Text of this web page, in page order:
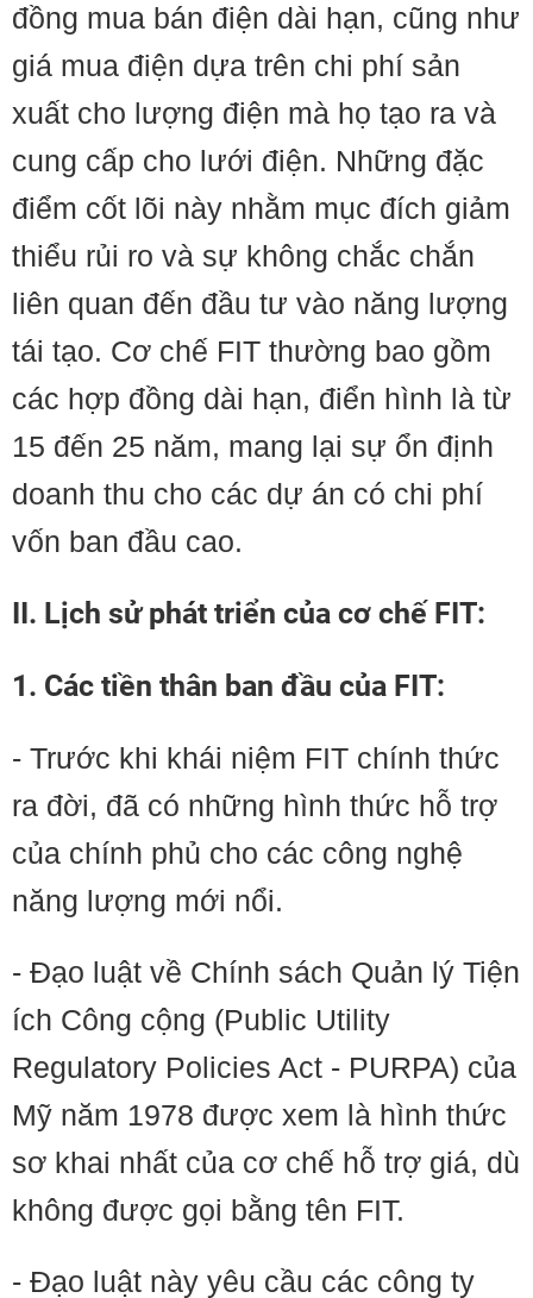
đồng mua bán điện dài hạn, cũng như
giá mua điện dựa trên chi phí sản
xuất cho lượng điện mà họ tạo ra và
cung cấp cho lưới điện. Những đặc
điểm cốt lõi này nhằm mục đích giảm
thiểu rủi ro và sự không chắc chắn
liên quan đến đầu tư vào năng lượng
tái tạo. Cơ chế FIT thường bao gồm
các hợp đồng dài hạn, điển hình là từ
15 đến 25 năm, mang lại sự ổn định
doanh thu cho các dự án có chi phí
vốn ban đầu cao.
II. Lịch sử phát triển của cơ chế FIT:
1. Các tiền thân ban đầu của FIT:
- Trước khi khái niệm FIT chính thức
ra đời, đã có những hình thức hỗ trợ
của chính phủ cho các công nghệ
năng lượng mới nổi.
- Đạo luật về Chính sách Quản lý Tiện
ích Công cộng (Public Utility
Regulatory Policies Act - PURPA) của
Mỹ năm 1978 được xem là hình thức
sơ khai nhất của cơ chế hỗ trợ giá, dù
không được gọi bằng tên FIT.
- Đạo luật này yêu cầu các công ty